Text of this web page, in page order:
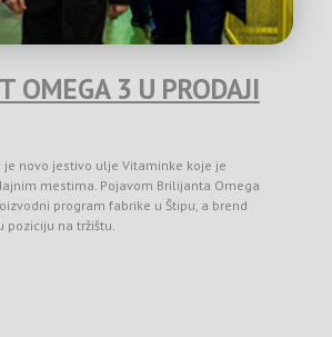
OMEGA 3 U PRODAJI
je novo jestivo ulje Vitaminke koje je
mestima. Pojavom Brilijanta Omega
program fabrike u Štipu, a brend
poziciju na tržištu.